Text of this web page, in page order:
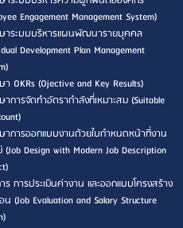
Engagement Management System)
าระบบบริหารแผนพัฒนารายบุคคล
Development Plan Management
OKRs (Ojective and Key Results)
การจัดทำอัตรากำลังที่เหมาะสม (Suitable
าการออกแบบงานด้วยใบกำหนดหน้าที่งาน
(Job Design with Modern Job Description
ร การประเมินค่างาน และออกแบบโครงสร้าง
น (Job Evaluation and Salary Structure